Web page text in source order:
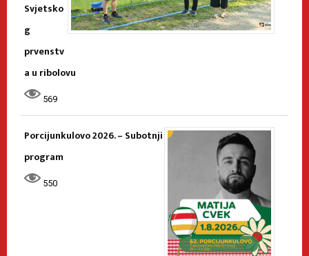
Svjetsko
g
prvenstv
a u ribolovu
569
Porcijunkulovo 2026. – Subotnji
program
550